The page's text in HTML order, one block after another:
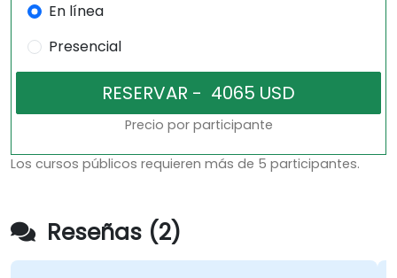
En línea
Presencial
Precio por participante
Los cursos públicos requieren más de 5 participantes.
Reseñas (2)